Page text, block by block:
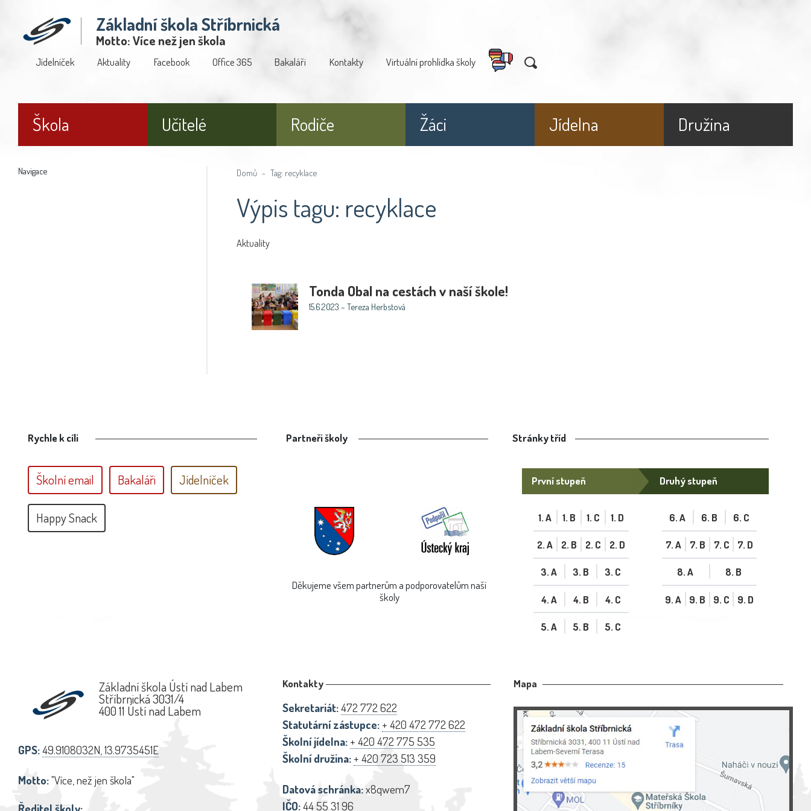
Základní škola Stříbrnická
Motto: Více než jen škola
Jídelníček Aktuality Facebook Office 365 Bakaláři Kontakty Virtuální prohlídka školy
Škola Učitelé Rodiče Žáci Jídelna Družina
Navigace Domů Tag: recyklace
Výpis tagu: recyklace
Aktuality
Tonda Obal na cestách v naší škole!
15.6.2023 – Tereza Herbstová
Rychle k cíli
Školní email Bakaláři Jídelníček
Happy Snack
Partneři školy
Děkujeme všem partnerům a podporovatelům naší
školy
Stránky tříd
První stupeň
1. A 1. B 1. C 1. D
2. A 2. B 2. C 2. D
3. A 3. B 3. C
4. A 4. B 4. C
5. A 5. B 5. C
Druhý stupeň
6. A 6. B 6. C
7. A 7. B 7. C 7. D
8. A 8. B
9. A 9. B 9. C 9. D
Základní škola Ústí nad Labem
Stříbrnická 3031/4
400 11 Ústí nad Labem
GPS:49.9108032N, 13.9735451E
Motto:"Více, než jen škola"
Kontakty
Sekretariát:472 772 622
Statutární zástupce: + 420 472 772 622
Školní jídelna: + 420 472 775 535
Školní družina: + 420 723 513 359
Datová schránka:x8qwem7
IČO:44 55 31 96
Mapa